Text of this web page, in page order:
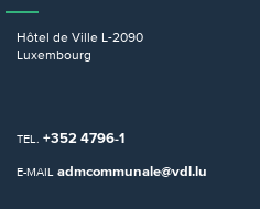
Hôtel de Ville L-2090
Luxembourg
TEL. +352 4796-1
E-MAIL admcommunale@vdl.lu